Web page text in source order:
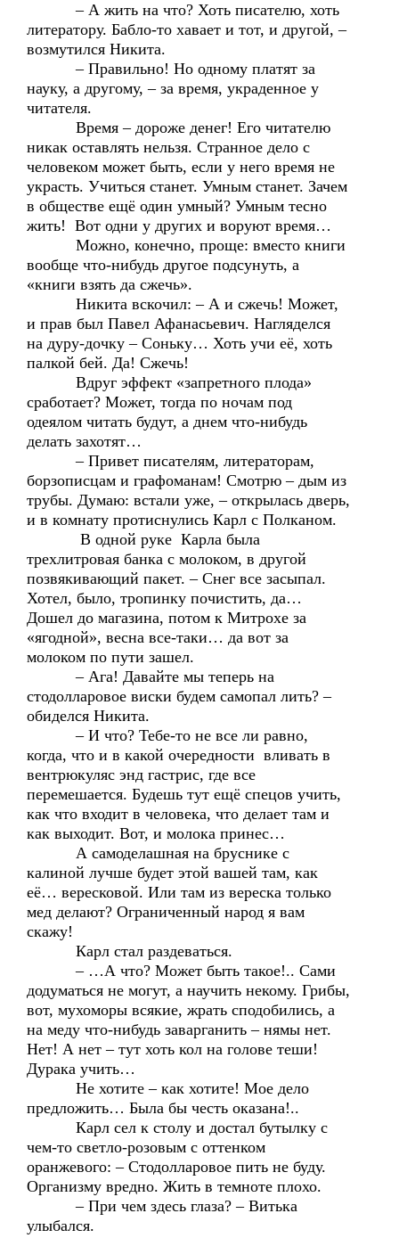
– А жить на что? Хоть писателю, хоть
литератору. Бабло-то хавает и тот, и другой, –
возмутился Никита.
– Правильно! Но одному платят за
науку, а другому, – за время, украденное у
читателя.
Время – дороже денег! Его читателю
никак оставлять нельзя. Странное дело с
человеком может быть, если у него время не
украсть. Учиться станет. Умным станет. Зачем
в обществе ещё один умный? Умным тесно
жить! Вот одни у других и воруют время…
Можно, конечно, проще: вместо книги
вообще что-нибудь другое подсунуть, а
«книги взять да сжечь».
Никита вскочил: – А и сжечь! Может,
и прав был Павел Афанасьевич. Нагляделся
на дуру-дочку – Соньку… Хоть учи её, хоть
палкой бей. Да! Сжечь!
Вдруг эффект «запретного плода»
сработает? Может, тогда по ночам под
одеялом читать будут, а днем что-нибудь
делать захотят…
– Привет писателям, литераторам,
борзописцам и графоманам! Смотрю – дым из
трубы. Думаю: встали уже, – открылась дверь,
и в комнату протиснулись Карл с Полканом.
В одной руке Карла была
трехлитровая банка с молоком, в другой
позвякивающий пакет. – Снег все засыпал.
Хотел, было, тропинку почистить, да…
Дошел до магазина, потом к Митрохе за
«ягодной», весна все-таки… да вот за
молоком по пути зашел.
– Ага! Давайте мы теперь на
стодолларовое виски будем самопал лить? –
обиделся Никита.
– И что? Тебе-то не все ли равно,
когда, что и в какой очередности вливать в
вентрюкуляс энд гастрис, где все
перемешается. Будешь тут ещё спецов учить,
как что входит в человека, что делает там и
как выходит. Вот, и молока принес…
А самоделашная на бруснике с
калиной лучше будет этой вашей там, как
её… вересковой. Или там из вереска только
мед делают? Ограниченный народ я вам
скажу!
Карл стал раздеваться.
– …А что? Может быть такое!.. Сами
додуматься не могут, а научить некому. Грибы,
вот, мухоморы всякие, жрать сподобились, а
на меду что-нибудь заварганить – нямы нет.
Нет! А нет – тут хоть кол на голове теши!
Дурака учить…
Не хотите – как хотите! Мое дело
предложить… Была бы честь оказана!..
Карл сел к столу и достал бутылку с
чем-то светло-розовым с оттенком
оранжевого: – Стодолларовое пить не буду.
Организму вредно. Жить в темноте плохо.
– При чем здесь глаза? – Витька
улыбался.